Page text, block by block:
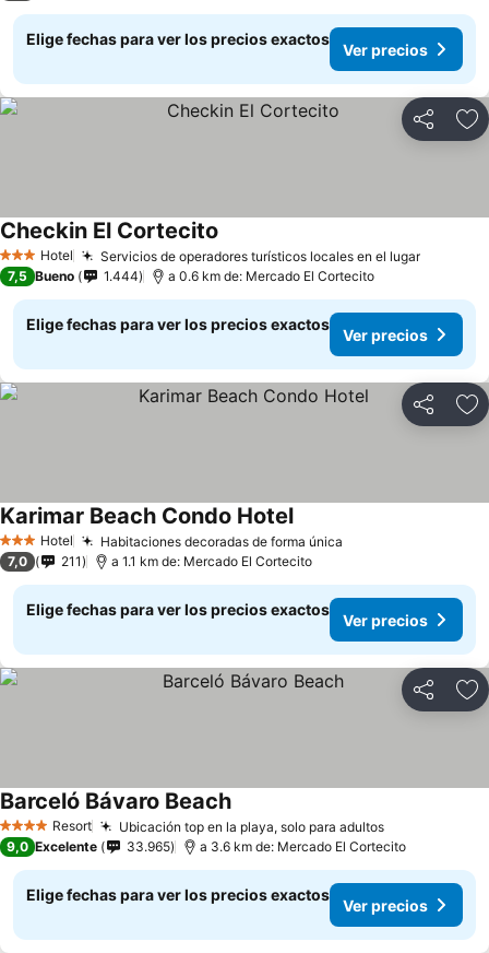
Elige fechas para ver los precios exactos
Ver precios
Compartir
3 Estrellas
Hotel Servicios de operadores turísticos locales en el lugarVer
Checkin El Cortecito
7,5 Bueno 1.444 a 0.6 km de: Mercado El Cortecito
Elige fechas para ver los precios exactos
Ver precios
Compartir
3 Estrellas
Hotel Habitaciones decoradas de forma única
Karimar Beach Condo HotelVer precios
7,0 211 a 1.1 km de: Mercado El Cortecito
Elige fechas para ver los precios exactos
Ver precios
Compartir
4 EstrellasResort Ubicación top en la playa, solo para adultosVer precios
Barceló Bávaro BeachVer precios
9,0 Excelente 33.965 a 3.6 km de: Mercado El Cortecito
Elige fechas para ver los precios exactos
Ver precios